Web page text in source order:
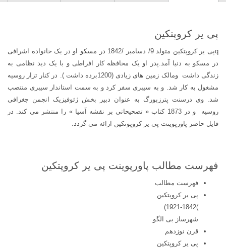
پی یر کروپتکین
qپی یر کروپتکین متولد 9/ دسامبر /1842 در مسکو او در یک خانواده اشرافی
در مسکو به دنیا آمد.پدر او یک محافظه کار افراطی و با یک دید نظامی به
زندگی داشت ومالک زمین های زیادی (1200برده داشت ). در کنار تزار روسیه
مشغول به کار شد. و به سیبری سفر کرد و به سمت استاندار سیبری منتصب
شد. وی درسنت پترزبورگ به عنوان دبیر بخش ژئوفیزیک انجمن جغرافی
روسیه و در 1873 کتاب « تصحیحاتی بر نقشه آسیا » را منتشر می کند. در
فایل حاضر پاورپوینت پی یر کروپوتکین ارائه می گردد.
فهرست مطالب پاورپوینت پی یر کروپتکین
فهرست مطالب
پی یر کروپتکین
)1921-1842)
شهرساز بی الگو
قرن نوزدهم
پی یر کروپتکین